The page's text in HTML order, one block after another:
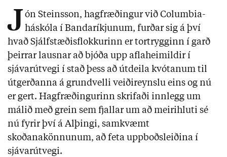
J ón Steinsson, hagfræðingur við Columbia-
háskóla í Bandaríkjunum, furðar sig á því
hvað Sjálfstæðisflokkurinn er tortrygginn í garð
þeirrar lausnar að bjóða upp aflaheimildir í
sjávarútvegi í stað þess að útdeila kvótanum til
útgerðanna á grundvelli veiðireynslu eins og nú
er gert. Hagfræðingurinn skrifaði innlegg um
málið með grein sem fjallar um að meirihluti sé
nú fyrir því á Alþingi, samkvæmt
skoðanakönnunum, að feta uppboðsleiðina í
sjávarútvegi.